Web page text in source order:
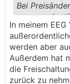
Bei
natürlich die
Es wäre
(nahezu) 0,-
trotzdem
In meinem
werden aber
Außerdem hat
die
zurück zu